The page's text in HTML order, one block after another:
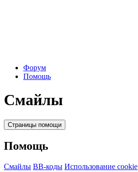
Форум
Помощь
Смайлы
Страницы помощи
Помощь
Смайлы BB-коды Использование cookie